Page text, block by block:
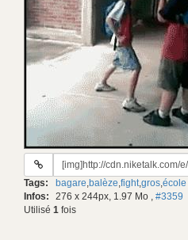
URL
gif:
Tags: bagare,balèze,fight,gros,école
Infos: 276 x 244px, 1.97 Mo , #3359
Utilisé 1 fois